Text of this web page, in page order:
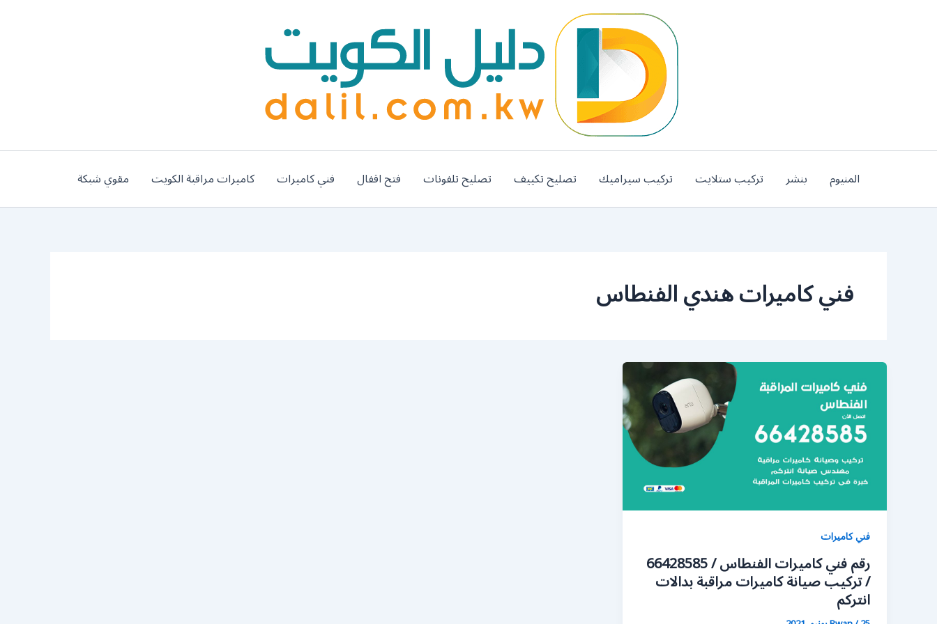
المنيوم بنشر تركيب ستلايت تركيب سيراميك تصليح تكييف تصليح تلفونات فتح اقفال فني كاميرات كاميرات مراقبة الكويت مقوي شبكة
فني كاميرات هندي الفنطاس
فني كاميرات
رقم فني كاميرات الفنطاس / 66428585
/ تركيب صيانة كاميرات مراقبة بدالات
انتركم